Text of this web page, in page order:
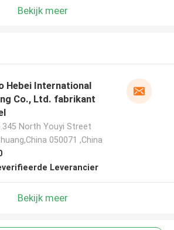
Bekijk meer
Hebei International
Co., Ltd. fabrikant
North Youyi Street
050071 ,China
Leverancier
Bekijk meer